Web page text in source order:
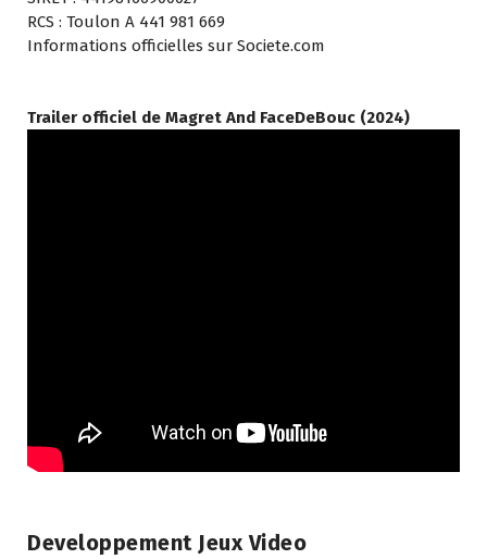
RCS : Toulon A 441 981 669
Informations officielles sur Societe.com
Trailer officiel de Magret And FaceDeBouc (2024)
Developpement Jeux Video